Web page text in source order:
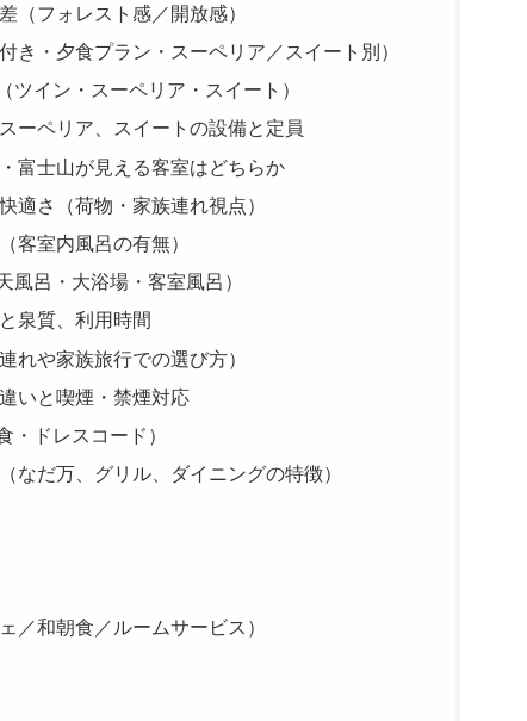
（フォレスト感／開放感）
き・夕食プラン・スーペリア／スイート別）
イン・スーペリア・スイート）
ーペリア、スイートの設備と定員
富士山が見える客室はどちらか
適さ（荷物・家族連れ視点）
客室内風呂の有無）
呂・大浴場・客室風呂）
泉質、利用時間
れや家族旅行での選び方）
いと喫煙・禁煙対応
・ドレスコード）
なだ万、グリル、ダイニングの特徴）
／和朝食／ルームサービス）